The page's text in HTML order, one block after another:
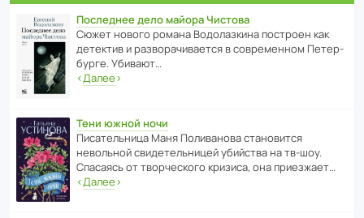
Последнее дело майора Чистова
Сюжет нового романа Водо­ла­з­кина пост­роен как
дете­ктив и разво­ра­чи­ва­ется в совре­менном Пете­р­
бурге. Убивают…
‹Далее›
Тени южной ночи
Писа­тель­ница Маня Поли­ва­нова стано­вится
невольной свиде­тель­ницей убийства на тв-шоу.
Спасаясь от твор­че­с­кого кризиса, она приезжает…
‹Далее›